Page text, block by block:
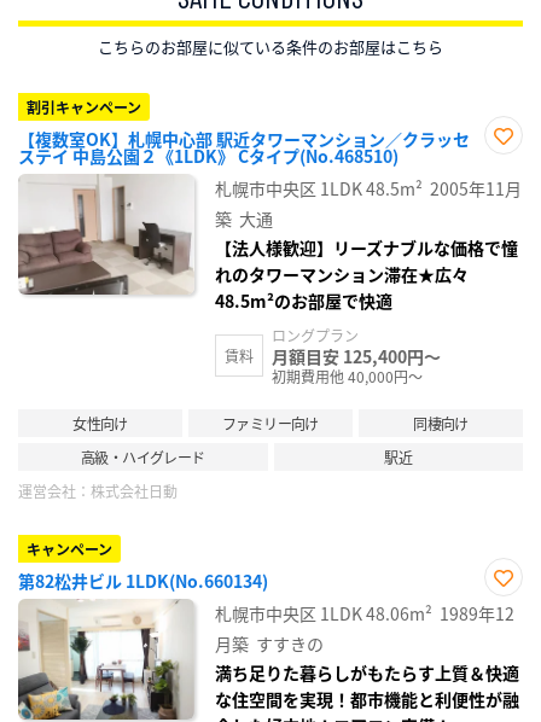
こちらのお部屋に似ている条件のお部屋はこちら
割引キャンペーン
【複数室OK】札幌中心部 駅近タワーマンション／クラッセ
ステイ 中島公園２《1LDK》 Cタイプ(No.468510)
に入
り登
札幌市中央区 1LDK48.5m² 2005年11月
築 大通
【法人様歓迎】リーズナブルな価格で憧
れのタワーマンション滞在★広々
48.5m²のお部屋で快適
賃料
ロングプラン
月額目安 125,400円～
初期費用他 40,000円～
女性向け ファミリー向け
同棲向け
高級・ハイグレード
駅近
運営会社： 株式会社日動
キャンペーン
第82松井ビル 1LDK(No.660134)
お気
に入
札幌市中央区 1LDK48.06m² 1989年12
月築 すすきの
満ち足りた暮らしがもたらす上質＆快適
な住空間を実現！都市機能と利便性が融